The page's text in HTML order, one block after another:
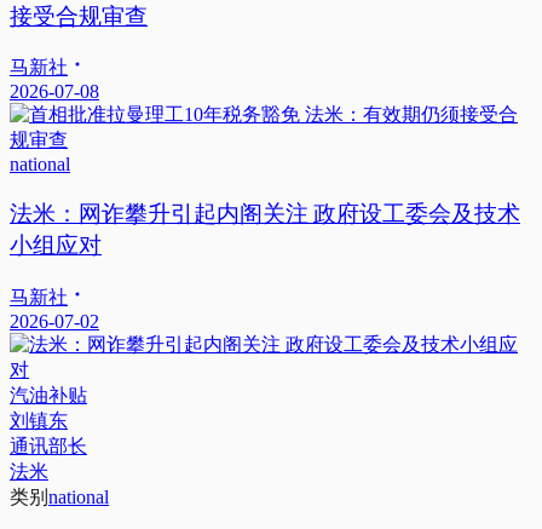
接受合规审查
马新社
2026-07-08
national
法米：网诈攀升引起内阁关注 政府设工委会及技术
小组应对
马新社
2026-07-02
汽油补贴
刘镇东
通讯部长
法米
类别 national